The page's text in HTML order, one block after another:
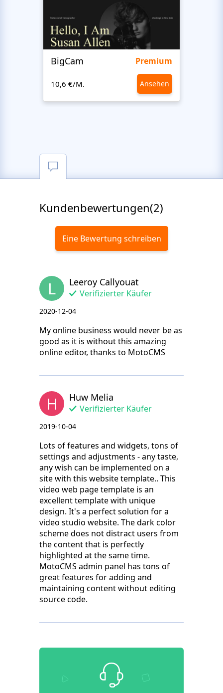
BigCam Premium
10,6 €/M. Ansehen
Kundenbewertungen(2)
Eine Bewertung schreiben
L Leeroy Callyouat
Verifizierter Käufer
2020-12-04
My online business would never be as
good as it is without this amazing
online editor, thanks to MotoCMS
H Huw Melia
Verifizierter Käufer
2019-10-04
Lots of features and widgets, tons of
settings and adjustments - any taste,
any wish can be implemented on a
site with this website template.. This
video web page template is an
excellent template with unique
design. It's a perfect solution for a
video studio website. The dark color
scheme does not distract users from
the content that is perfectly
highlighted at the same time.
MotoCMS admin panel has tons of
great features for adding and
maintaining content without editing
source code.